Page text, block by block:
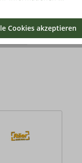
Cookies akzeptieren